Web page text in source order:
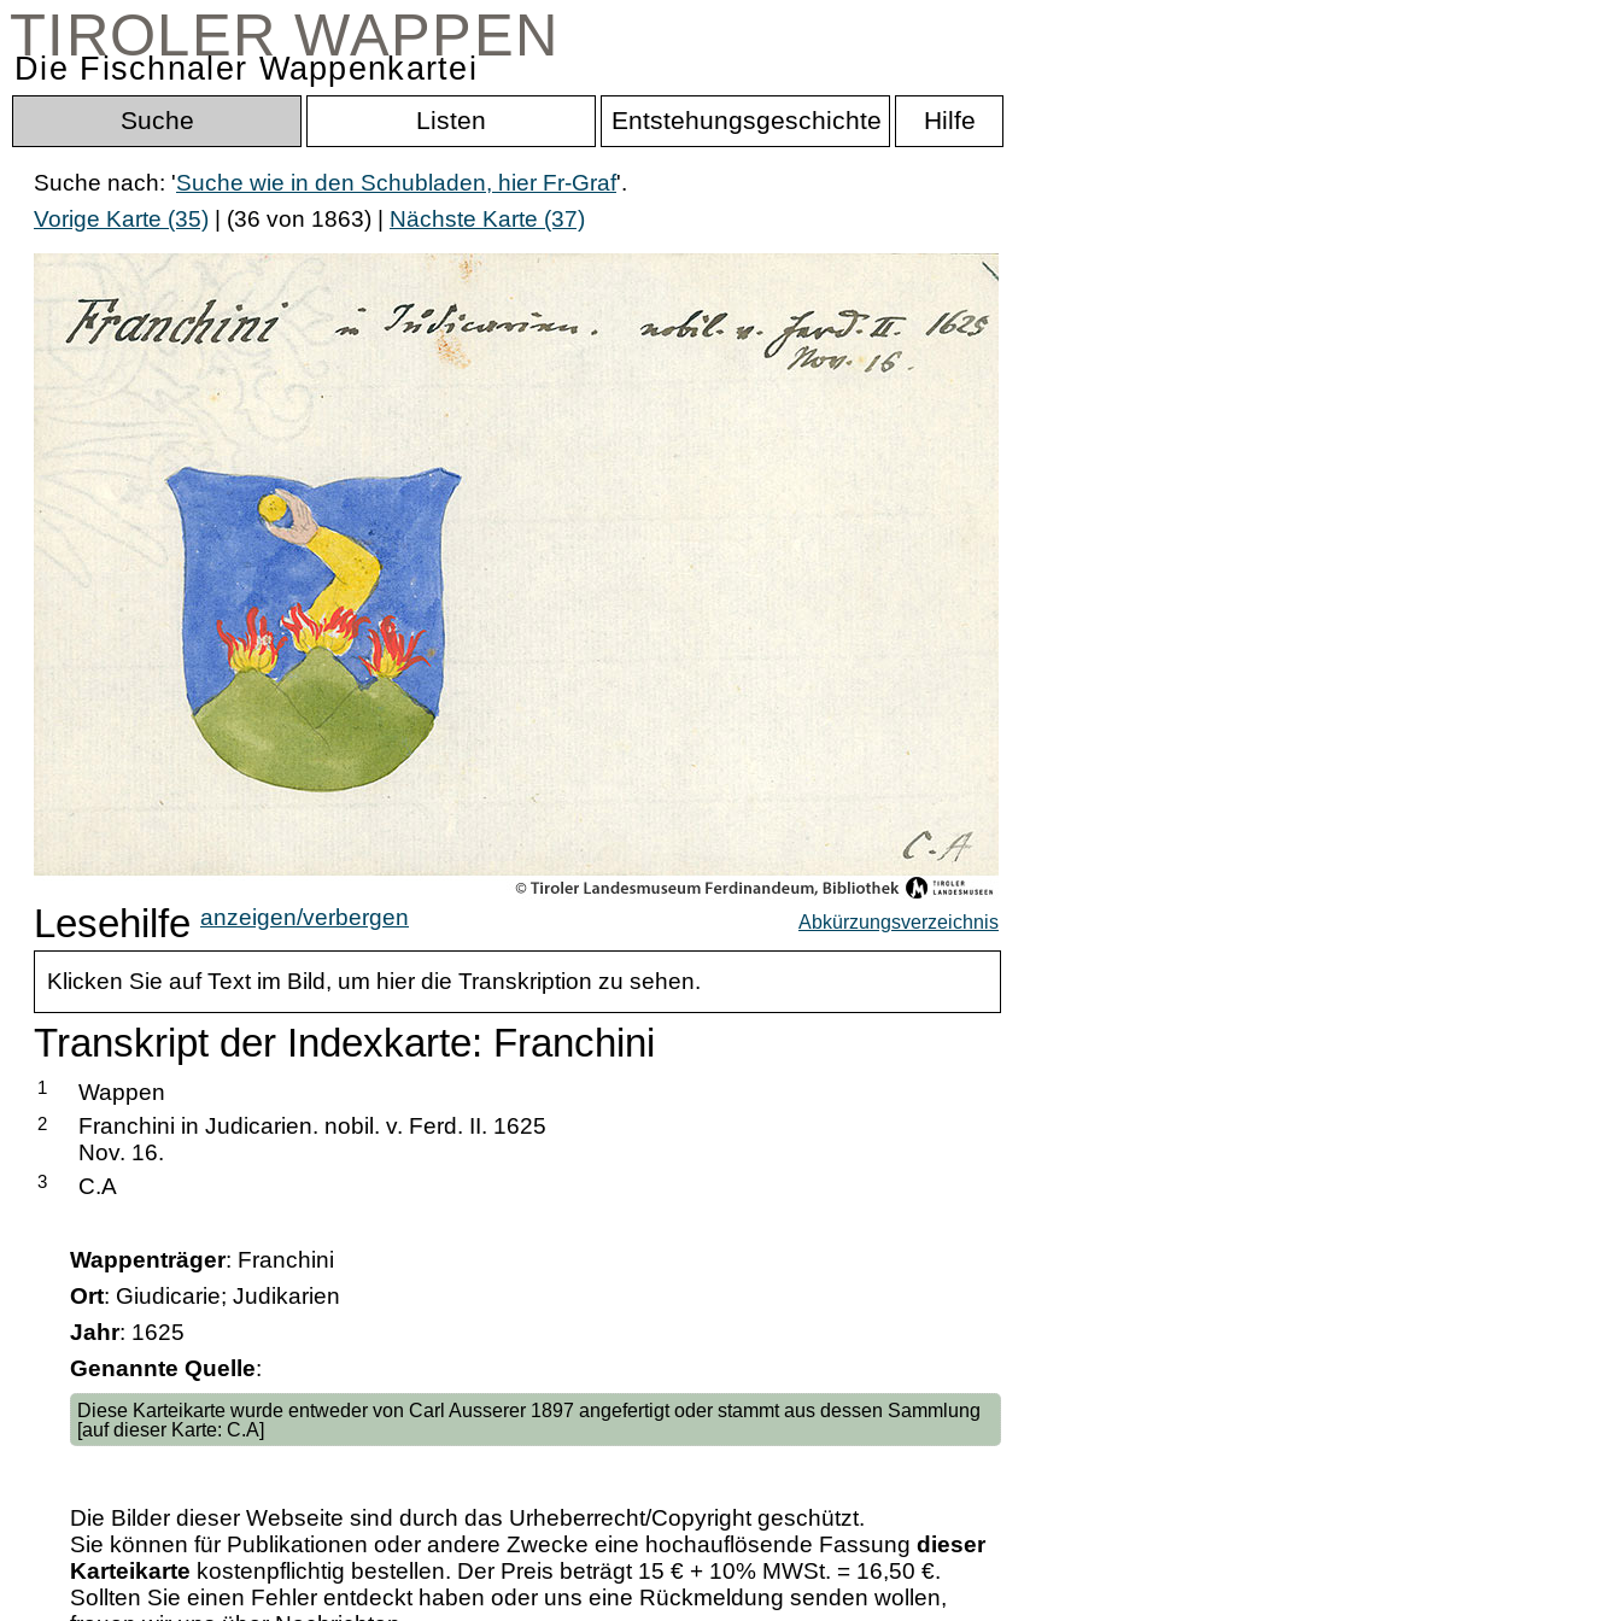
TIROLER WAPPEN
Die Fischnaler Wappenkartei
Suche Listen Entstehungsgeschichte Hilfe
Suche nach: 'Suche wie in den Schubladen, hier Fr-Graf'.
Vorige Karte (35) | (36 von 1863) | Nächste Karte (37)
Lesehilfe anzeigen/verbergen Abkürzungsverzeichnis
Klicken Sie auf Text im Bild, um hier die Transkription zu sehen.
Transkript der Indexkarte: Franchini
1 Wappen
2
Franchini in Judicarien. nobil. v. Ferd. II. 1625
Nov. 16.
3 C.A
Wappenträger: Franchini
Ort: Giudicarie; Judikarien
Jahr: 1625
Genannte Quelle:
Diese Karteikarte wurde entweder von Carl Ausserer 1897 angefertigt oder stammt aus dessen Sammlung
[auf dieser Karte: C.A]
Die Bilder dieser Webseite sind durch das Urheberrecht/Copyright geschützt.
Sie können für Publikationen oder andere Zwecke eine hochauflösende Fassung dieser
Karteikarte kostenpflichtig bestellen. Der Preis beträgt 15 € + 10% MWSt. = 16,50 €.
Sollten Sie einen Fehler entdeckt haben oder uns eine Rückmeldung senden wollen,